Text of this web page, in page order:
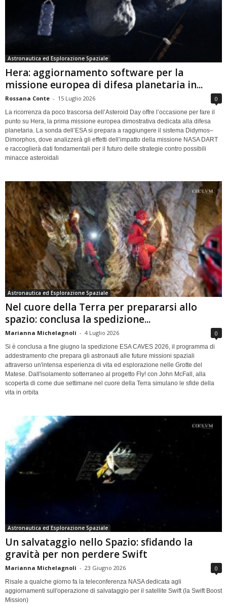
Astronautica ed Esplorazione Spaziale
Hera: aggiornamento software per la
missione europea di difesa planetaria in...
Rossana Conte - 15 Luglio 2026 0
La ricorrenza da poco trascorsa dell’Asteroid Day offre l’occasione per fare il
punto su Hera, la prima missione europea dimostrativa dedicata alla difesa
planetaria. La sonda dell’ESA si prepara a raggiungere il sistema Didymos–
Dimorphos, dove analizzerà gli effetti dell’impatto della missione NASA DART
e raccoglierà dati fondamentali per il futuro delle strategie contro possibili
minacce asteroidali
Astronautica ed Esplorazione Spaziale
Nel cuore della Terra per prepararsi allo
spazio: conclusa la spedizione...
Marianna Michelagnoli - 4 Luglio 2026 0
Si è conclusa a fine giugno la spedizione ESA CAVES 2026, il programma di
addestramento che prepara gli astronauti alle future missioni spaziali
attraverso un'intensa esperienza di vita ed esplorazione nelle Grotte del
Matese. Dall'isolamento sotterraneo al progetto Fly! con John McFall, alla
scoperta di come due settimane nel cuore della Terra simulano le sfide della
vita in orbita
Astronautica ed Esplorazione Spaziale
Un salvataggio nello Spazio: sfidando la
gravità per non perdere Swift
Marianna Michelagnoli - 23 Giugno 2026 0
Risale a qualche giorno fa la teleconferenza NASA dedicata agli
aggiornamenti sull'operazione di salvataggio per il satellite Swift (la Swift Boost
Mission)